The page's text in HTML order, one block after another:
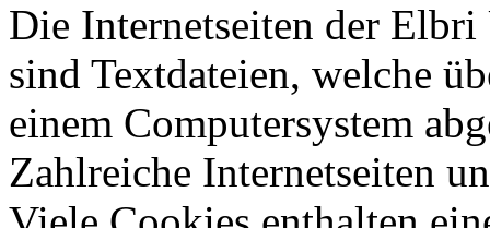
Die Internetseiten der
sind Textdateien, welche
einem Computersystem
Zahlreiche Internetseiten